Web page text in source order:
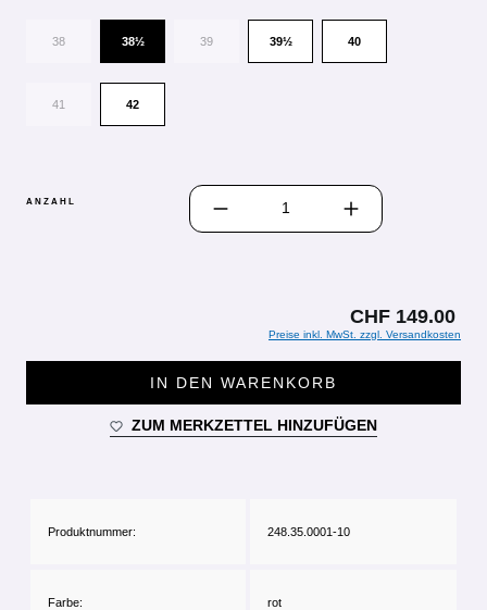
38 38½ 39 39½ 40
41 42
ANZAHL
PRODUKT ANZAHL: GIB DEN
CHF 149.00
Preise inkl. MwSt. zzgl. Versandkosten
IN DEN WARENKORB
ZUM MERKZETTEL HINZUFÜGEN
Produktnummer: 248.35.0001-10
Farbe: rot